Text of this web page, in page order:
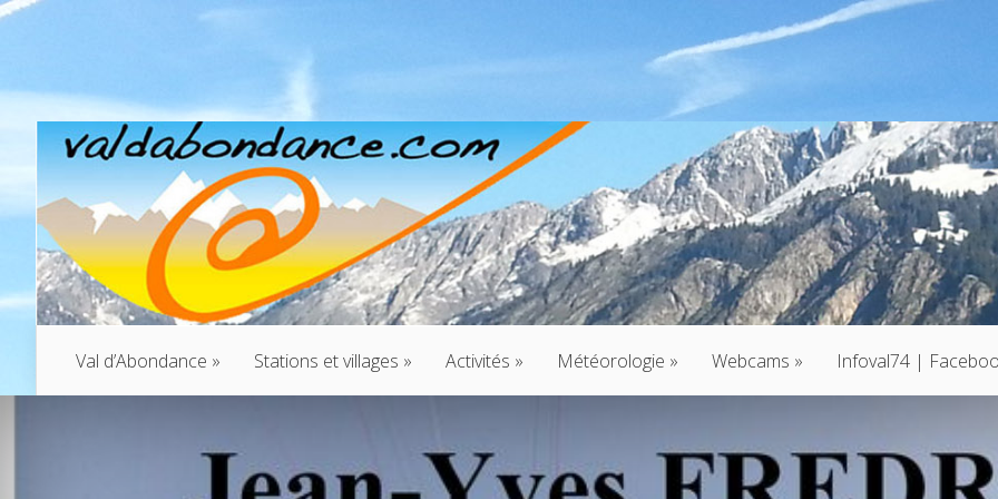
Val d’Abondance » Stations et villages » Activités » Météorologie » Webcams » Infoval74 |